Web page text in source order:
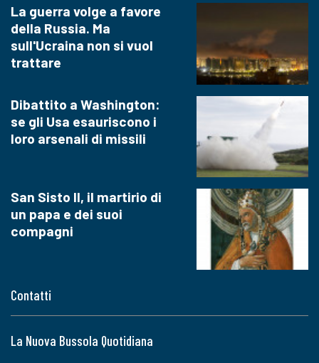
Contatti
La Nuova Bussola Quotidiana
La guerra volge a favore
della Russia. Ma
sull'Ucraina non si vuol
trattare
Dibattito a Washington:
se gli Usa esauriscono i
loro arsenali di missili
San Sisto II, il martirio di
un papa e dei suoi
compagni